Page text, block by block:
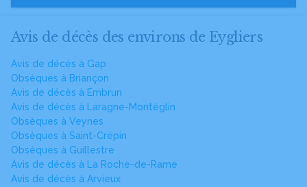
Avis de décès des environs de Eygliers
Avis de décès à Gap
Obsèques à Briançon
Avis de décès à Embrun
Avis de décès à Laragne-Montéglin
Obsèques à Veynes
Obsèques à Saint-Crépin
Obsèques à Guillestre
Avis de décès à La Roche-de-Rame
Avis de décès à Arvieux